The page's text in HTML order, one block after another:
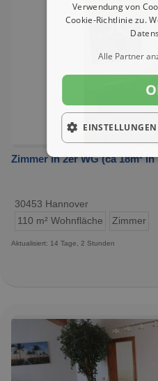
Zimmer in 2er WG (ca 18m²
30453 Hannover
110 m² Wohnfläche
Zimmer
Aktualisiert: 14 Tage, 2 Stunden
Verwendung von
Cookie-Richtlinie zu.
Alle Partner